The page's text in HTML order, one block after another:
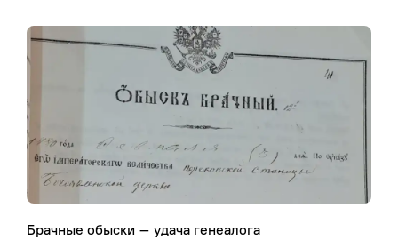
Брачные обыски – удача генеалога